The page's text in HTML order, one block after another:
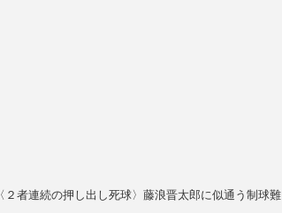
者連続の押し出し死球〉藤浪晋太郎に似通う制球難